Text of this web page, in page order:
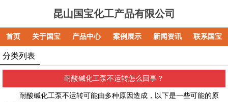
昆山国宝化工产品有限公司
首页 关于国宝 产品中心 案例展示 新闻资讯 联系国宝
分类列表
耐酸碱化工泵不运转怎么回事？
耐酸碱化工泵不运转可能由多种原因造成，以下是一些可能的原